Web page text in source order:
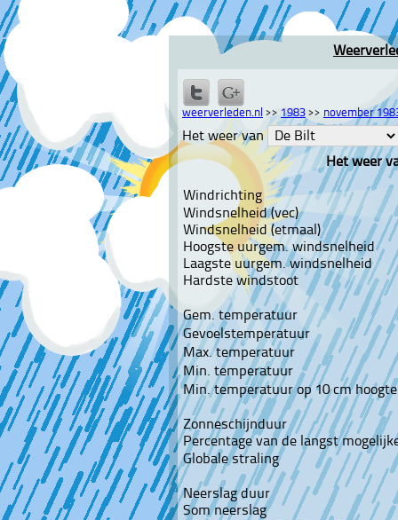
weerverleden.nl >> 1983 >> november
Het weer van
Het weer
Windrichting
Windsnelheid (vec)
Windsnelheid (etmaal)
Hoogste uurgem. windsnelheid
Laagste uurgem. windsnelheid
Hardste windstoot
Gem. temperatuur
Gevoelstemperatuur
Max. temperatuur
Min. temperatuur
Min. temperatuur op 10 cm hoogte
Zonneschijnduur
Percentage van de langst
Globale straling
Neerslag duur
Som neerslag